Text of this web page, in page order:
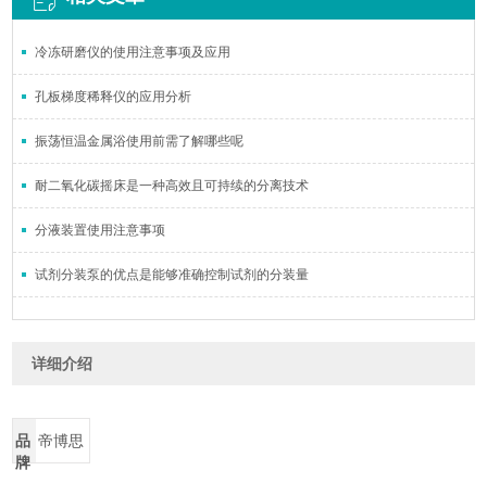
冷冻研磨仪的使用注意事项及应用
孔板梯度稀释仪的应用分析
振荡恒温金属浴使用前需了解哪些呢
耐二氧化碳摇床是一种高效且可持续的分离技术
分液装置使用注意事项
试剂分装泵的优点是能够准确控制试剂的分装量
详细介绍
品
牌
帝博思